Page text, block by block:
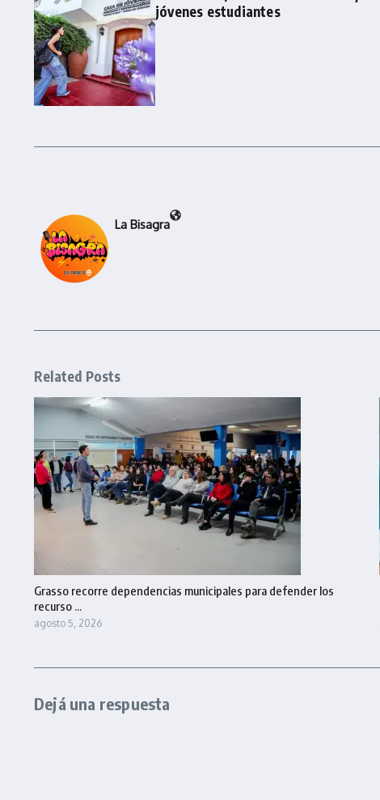
jóvenes estudiantes
La Bisagra
Related Posts
Grasso recorre dependencias municipales para defender los
recurso ...
agosto 5, 2026
Dejá una respuesta